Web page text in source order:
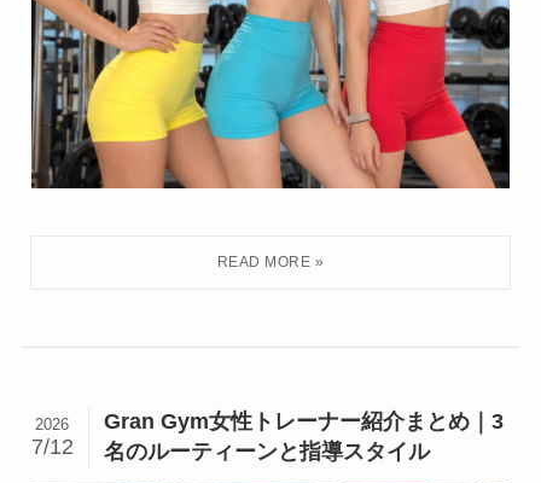
Gran Gym女性トレーナー紹介まとめ｜3
名のルーティーンと指導スタイル
2026
7/12